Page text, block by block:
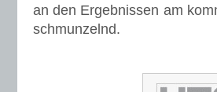
an den Ergebnissen am
schmunzelnd.